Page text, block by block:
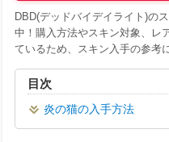
DBD(デッドバイデイライト)の
中！購入方法やスキン対象、レ
ているため、スキン入手の参考
目次
炎の猫の入手方法